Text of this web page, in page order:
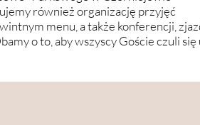
również organizację przyjęć
menu, a także konferencji,
o to, aby wszyscy Goście czuli się